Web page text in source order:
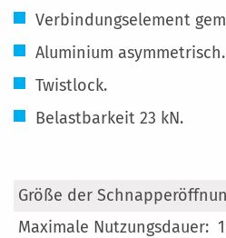
Verbindungselement
Aluminium asymmetrisch.
Twistlock.
Belastbarkeit 23 kN.
Mehr
Informationen